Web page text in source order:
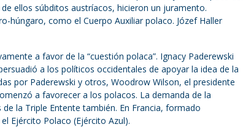
ellos súbditos austríacos, hicieron un juramento.
como el Cuerpo Auxiliar polaco. Józef Haller
a favor de la “cuestión polaca”. Ignacy Paderewski
a los políticos occidentales de apoyar la idea de la
por Paderewski y otros, Woodrow Wilson, el presidente
a favorecer a los polacos. La demanda de la
la Triple Entente también. En Francia, formado
Ejército Polaco (Ejército Azul).